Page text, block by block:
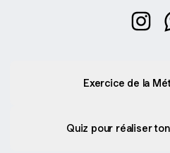
Exercice de la
Quiz pour réaliser